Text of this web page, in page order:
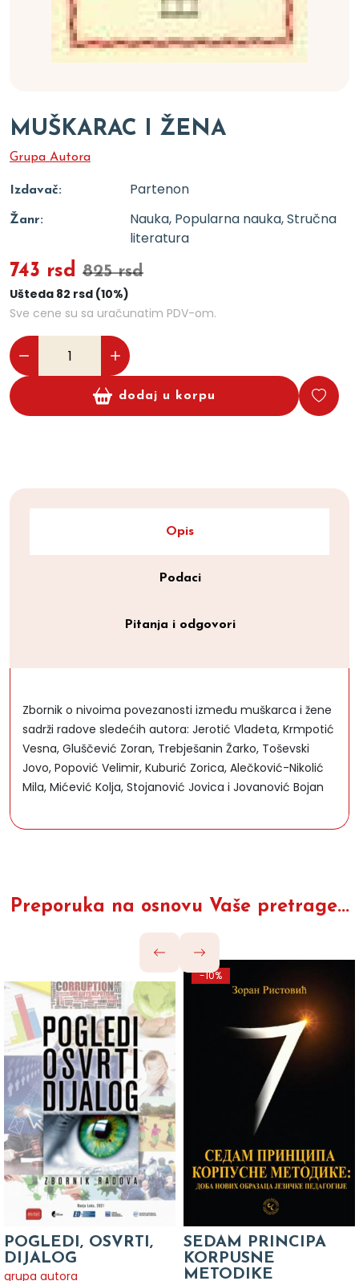
MUŠKARAC I ŽENA
Grupa Autora
Izdavač: Partenon
Žanr:
Nauka, Popularna nauka, Stručna
literatura
743 rsd 825 rsd
Ušteda 82 rsd (10%)
Sve cene su sa uračunatim PDV-om.
dodaj u korpu
Opis
Podaci
Pitanja i odgovori
Zbornik o nivoima povezanosti između muškarca i žene
sadrži radove sledećih autora: Jerotić Vladeta, Krmpotić
Vesna, Gluščević Zoran, Trebješanin Žarko, Toševski
Jovo, Popović Velimir, Kuburić Zorica, Alečković-Nikolić
Mila, Mićević Kolja, Stojanović Jovica i Jovanović Bojan
Preporuka na osnovu Vaše pretrage...
POGLEDI, OSVRTI,
DIJALOG
grupa autora
-10%
SEDAM PRINCIPA
KORPUSNE
METODIKE